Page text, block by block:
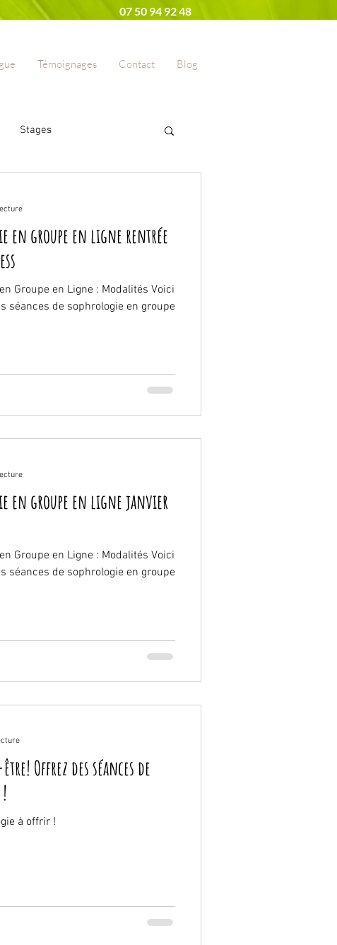
07 50 94 92 48
Témoignages Contact Blog
Stages
positivisme
en groupe en ligne rentrée
Groupe en Ligne : Modalités Voici
séances de sophrologie en groupe
en groupe en ligne janvier
Groupe en Ligne : Modalités Voici
séances de sophrologie en groupe
Offrez des séances de
à offrir !